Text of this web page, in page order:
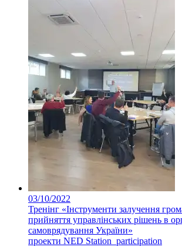
03/10/2022
Тренінг «Інструменти залучення
прийняття управлінських рішень в
самоврядування України»
проекти NED Station_participation